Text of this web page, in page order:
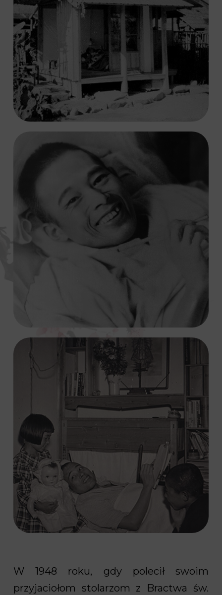
W 1948 roku, gdy polecił swoim
przyjaciołom stolarzom z Bractwa św.